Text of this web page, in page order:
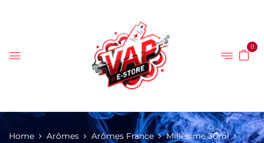
0
Home Arômes Arômes France
Millésime 30ml